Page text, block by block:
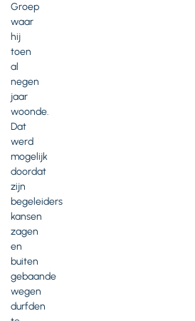
Groep
waar
hij
toen
al
negen
jaar
woonde.
Dat
werd
mogelijk
doordat
zijn
begeleiders
kansen
zagen
en
buiten
gebaande
wegen
durfden